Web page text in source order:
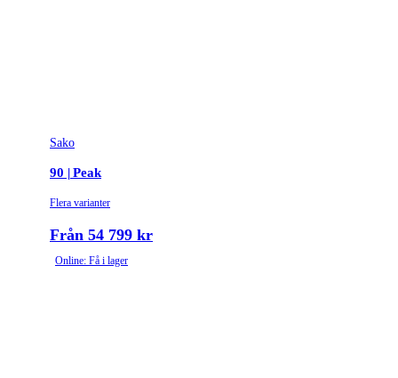
Sako
90 | Peak
Flera varianter
Från 54 799 kr
Online: Få i lager